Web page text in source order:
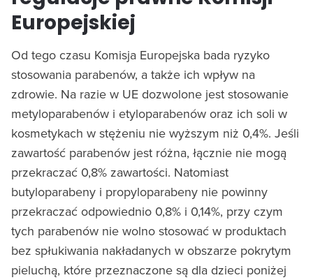
Europejskiej
Od tego czasu Komisja Europejska bada ryzyko
stosowania parabenów, a także ich wpływ na
zdrowie. Na razie w UE dozwolone jest stosowanie
metyloparabenów i etyloparabenów oraz ich soli w
kosmetykach w stężeniu nie wyższym niż 0,4%. Jeśli
zawartość parabenów jest różna, łącznie nie mogą
przekraczać 0,8% zawartości. Natomiast
butyloparabeny i propyloparabeny nie powinny
przekraczać odpowiednio 0,8% i 0,14%, przy czym
tych parabenów nie wolno stosować w produktach
bez spłukiwania nakładanych w obszarze pokrytym
pieluchą, które przeznaczone są dla dzieci poniżej